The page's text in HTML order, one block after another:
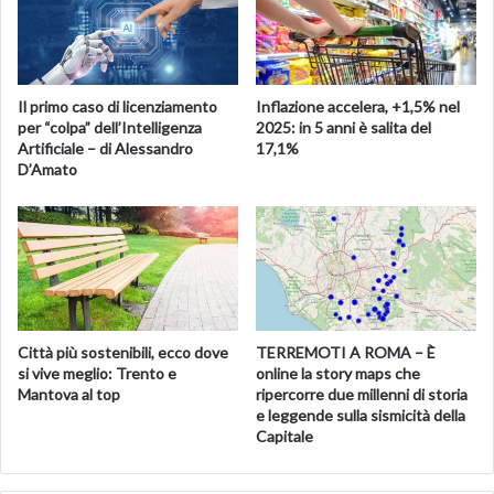
politica dei redditi di fronte a “un’emergenza che non
ammette più rinvii o divisioni”. E il capo dellaCgil, Maurizio
Landini, osserva: “la gente non ce la fa, serve un
intervento immediato”.
Non nascondono i loro timori le associazioni datoriali.
Confesercenti vede un “
settembre “gravi effetti negativi” anche sul Pil. E
Federdistribuzione segnala rischi per le filiere
agroalimentari italiane.
Le associazioni dei consumatori calcolano l’aumento del
costo della vita. Il Codacons indica una“ mazzata record”
da 3.192 euro all’anno
per una famiglia di quattro persone
e prevede che l’inflazione raggiungerà il 10%.
L’Unione nazionale consumatori stima, solo per lebollette,
Il primo caso di licenziamento
per “colpa” dell’Intelligenza
Artificiale – di Alessandro
D’Amato
Inflazione accelera, +1,5% nel
2025: in 5 anni è salita del
17,1%
Città più sostenibili, ecco dove
si vive meglio: Trento e
Mantova al top
TERREMOTI A ROMA – È
online la story maps che
ripercorre due millenni di storia
e leggende sulla sismicità della
Capitale